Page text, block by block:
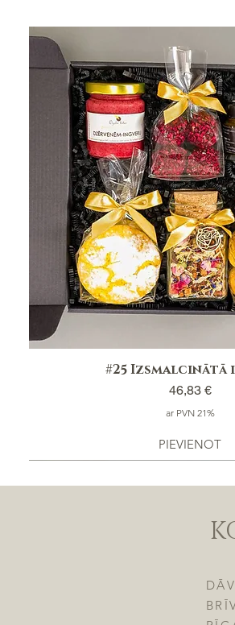
#25 Izsmalcinātā
Cena
46,83 €
ar PVN 21%
PIEVIENOT